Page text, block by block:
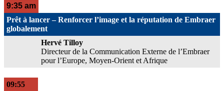
9:35 am
Prêt à lancer – Renforcer l’image et la réputation de Embraer
globalement
Hervé Tilloy
Directeur de la Communication Externe de l’Embraer
pour l’Europe, Moyen-Orient et Afrique
09:55